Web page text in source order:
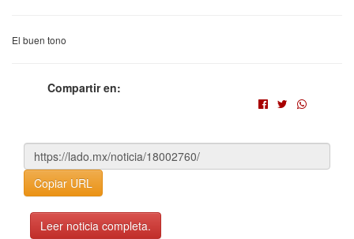
El buen tono
Compartir en:
Copiar URL
Leer noticia completa.